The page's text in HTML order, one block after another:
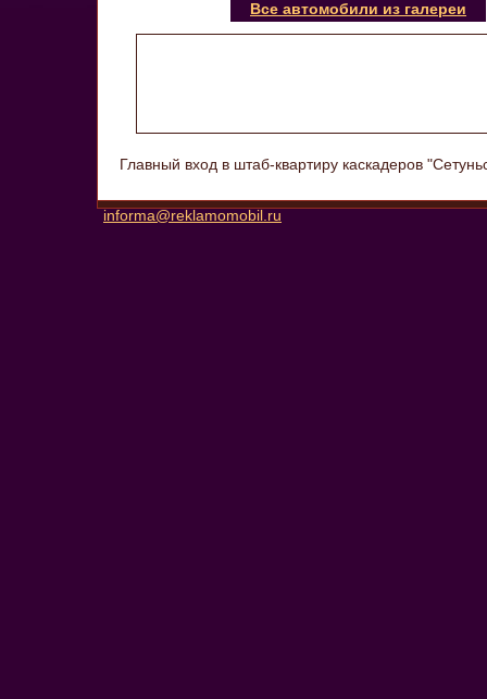
Все автомобили из галереи
Главный вход в штаб-квартиру каскадеров
informa@reklamomobil.ru